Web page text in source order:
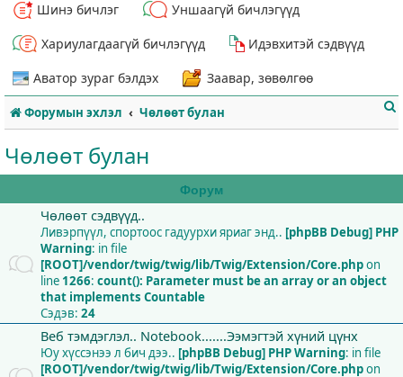
Шинэ бичлэг
Уншаагүй бичлэгүүд
Хариулагдаагүй бичлэгүүд
Идэвхитэй сэдвүүд
Аватор зураг бэлдэх
Заавар, зөвөлгөө
Форумын эхлэл Чөлөөт булан
Чөлөөт булан
Форум
Чөлөөт сэдвүүд..
Ливэрпүүл, спортоос гадуурхи яриаг энд.. [phpBB Debug] PHP
Warning: in file
[ROOT]/vendor/twig/twig/lib/Twig/Extension/Core.phpon
line 1266: count(): Parameter must be an array or an object
that implements Countable
Сэдэв: 24
Веб тэмдэглэл.. Notebook.......Ээмэгтэй хүний цүнх
Юу хүссэнээ л бич дээ.. [phpBB Debug] PHP Warning: in file
[ROOT]/vendor/twig/twig/lib/Twig/Extension/Core.phpon